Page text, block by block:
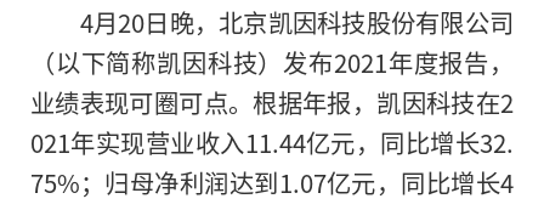
4月20日晚，北京凯因科技股份有限公司
（以下简称凯因科技）发布2021年度报告，
业绩表现可圈可点。根据年报，凯因科技在2
021年实现营业收入11.44亿元，同比增长32.
75%；归母净利润达到1.07亿元，同比增长4